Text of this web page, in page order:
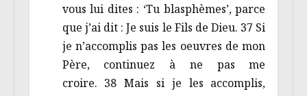
vous lui dites : ‘Tu blasphèmes’, parce
que j’ai dit : Je suis le Fils de Dieu. 37 Si
je n’accomplis pas les oeuvres de mon
Père, continuez à ne pas me
croire. 38 Mais si je les accomplis,